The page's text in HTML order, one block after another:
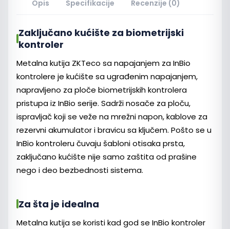
Opis Specifikacije Recenzije (0)
Zaključano kućište za biometrijski
kontroler
Metalna kutija ZKTeco sa napajanjem za InBio
kontrolere je kućište sa ugrađenim napajanjem,
napravljeno za ploče biometrijskih kontrolera
pristupa iz InBio serije. Sadrži nosače za ploču,
ispravljač koji se veže na mrežni napon, kablove za
rezervni akumulator i bravicu sa ključem. Pošto se u
InBio kontroleru čuvaju šabloni otisaka prsta,
zaključano kućište nije samo zaštita od prašine
nego i deo bezbednosti sistema.
Za šta je idealna
Metalna kutija se koristi kad god se InBio kontroler